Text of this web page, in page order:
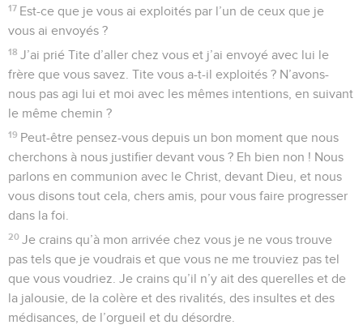
17 Est-ce que je vous ai exploités par l’un de ceux que je
vous ai envoyés ?
18 J’ai prié Tite d’aller chez vous et j’ai envoyé avec lui le
frère que vous savez. Tite vous a-t-il exploités ? N’avons-
nous pas agi lui et moi avec les mêmes intentions, en suivant
le même chemin ?
19 Peut-être pensez-vous depuis un bon moment que nous
cherchons à nous justifier devant vous ? Eh bien non ! Nous
parlons en communion avec le Christ, devant Dieu, et nous
vous disons tout cela, chers amis, pour vous faire progresser
dans la foi.
20 Je crains qu’à mon arrivée chez vous je ne vous trouve
pas tels que je voudrais et que vous ne me trouviez pas tel
que vous voudriez. Je crains qu’il n’y ait des querelles et de
la jalousie, de la colère et des rivalités, des insultes et des
médisances, de l’orgueil et du désordre.